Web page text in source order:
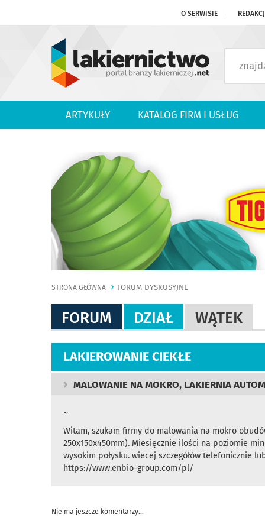
O SERWISIE
ARTYKUŁY KATALOG FIRM I USŁUG
STRONA GŁÓWNA FORUM DYSKUSYJNE
FORUM DZIAŁ WĄTEK
LAKIEROWANIE CIEKŁE
MALOWANIE NA MOKRO, LAKIERNIA
~
Witam, szukam firmy do malowania na mokro
250x150x450mm). Miesięcznie ilości na poziomie
wysokim połysku. wiecej szczegółów telefonicznie
https://www.enbio-group.com/pl/
Nie ma jeszcze komentarzy...